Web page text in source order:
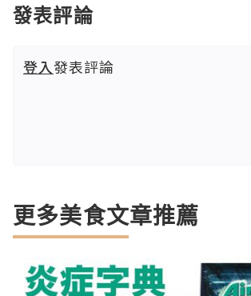
發表評論
登入發表評論
更多美食文章推薦